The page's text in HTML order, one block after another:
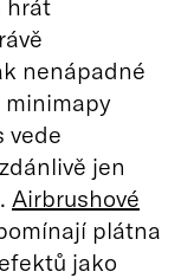
hrát
nenápadné
vede
jen
Airbrushové
plátna
jako